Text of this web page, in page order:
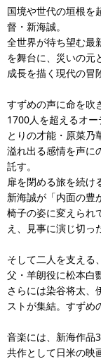
国境や世代の垣根を
督・新海誠。
全世界が待ち望む最
を舞台に、災いの元
成長を描く現代の冒
すずめの声に命を吹
1700人を超えるオ
とりの才能・原菜乃
溢れ出る感情を声に
託す。
扉を閉める旅を続け
新海誠が「内面の豊
椅子の姿に変えられ
え、見事に演じ切っ
そして二人を支える
父・羊朗役に松本白
さらには染谷将太、
ストが集結。すずめ
音楽には、新海作品
共作として日米の映